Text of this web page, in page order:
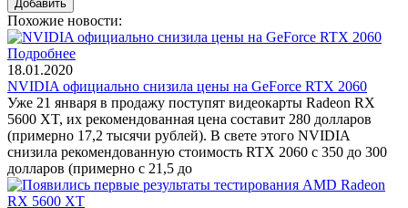
Похожие новости:
Подробнее
18.01.2020
NVIDIA официально снизила цены на GeForce RTX 2060
Уже 21 января в продажу поступят видеокарты Radeon RX
5600 XT, их рекомендованная цена составит 280 долларов
(примерно 17,2 тысячи рублей). В свете этого NVIDIA
снизила рекомендованную стоимость RTX 2060 с 350 до 300
долларов (примерно с 21,5 до